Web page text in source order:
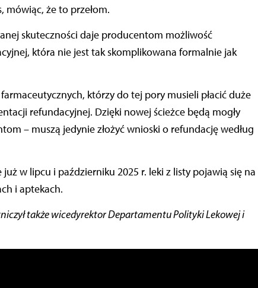
że to przełom.
skuteczności daje producentom możliwość
która nie jest tak skomplikowana formalnie jak
którzy do tej pory musieli płacić duże
refundacyjnej. Dzięki nowej ścieżce będą mogły
– muszą jedynie złożyć wnioski o refundację według
już w lipcu i październiku 2025 r. leki z listy pojawią się na
i aptekach.
także wicedyrektor Departamentu Polityki Lekowej i